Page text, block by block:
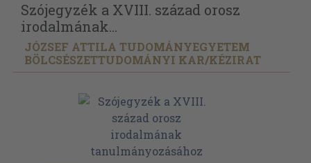
Szójegyzék a XVIII. század orosz
irodalmának...
JÓZSEF ATTILA TUDOMÁNYEGYETEM
BÖLCSÉSZETTUDOMÁNYI KAR/KÉZIRAT